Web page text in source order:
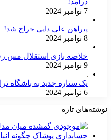
درآمد!
7 نوامبر 2024
پیراهن علی دایی حراج شد!
8 نوامبر 2024
خلاصه بازی استقلال مس
9 نوامبر 2024
یک ستاره جدید به باشگاه
6 نوامبر 2024
نوشته‌های تازه